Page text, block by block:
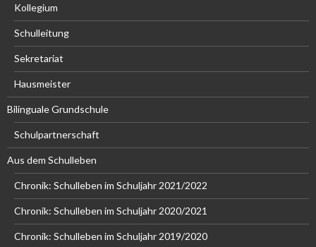
Kollegium
Schulleitung
Sekretariat
Hausmeister
Bilinguale Grundschule
Schulpartnerschaft
Aus dem Schulleben
Chronik: Schulleben im Schuljahr 2021/2022
Chronik: Schulleben im Schuljahr 2020/2021
Chronik: Schulleben im Schuljahr 2019/2020